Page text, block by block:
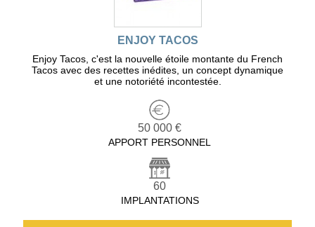
ENJOY TACOS
Enjoy Tacos, c'est la nouvelle étoile montante du French
Tacos avec des recettes inédites, un concept dynamique
et une notoriété incontestée.
50 000 €
APPORT PERSONNEL
60
IMPLANTATIONS